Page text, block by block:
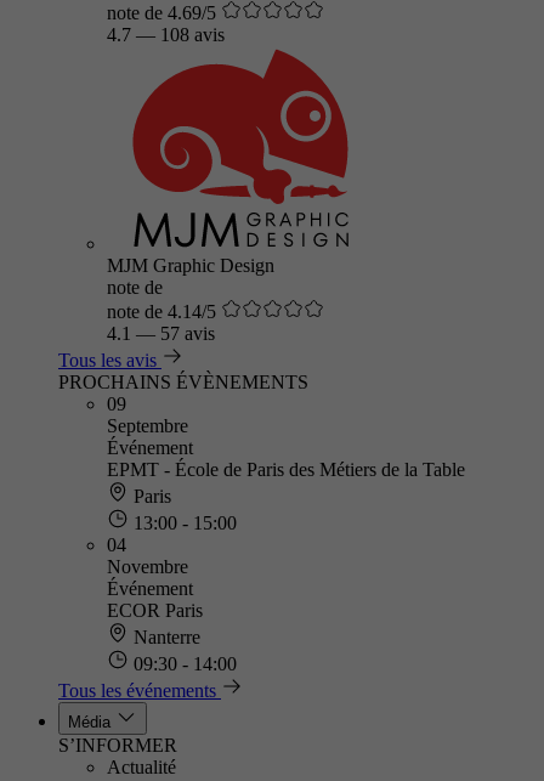
note de 4.69/5
4.7 — 108 avis
MJM Graphic Design
note de
note de 4.14/5
4.1 — 57 avis
Tous les avis
PROCHAINS ÉVÈNEMENTS
09
Septembre
Événement
EPMT - École de Paris des Métiers de la Table
Paris
13:00 - 15:00
04
Novembre
Événement
ECOR Paris
Nanterre
09:30 - 14:00
Tous les événements
Média
S’INFORMER
Actualité